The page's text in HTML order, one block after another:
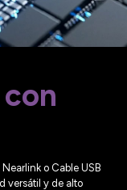
o Cable USB
versátil y de alto